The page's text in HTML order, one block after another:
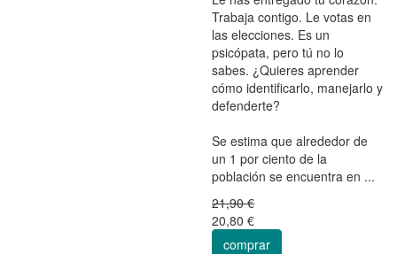
Trabaja contigo. Le votas en
las elecciones. Es un
psicópata, pero tú no lo
sabes. ¿Quieres aprender
cómo identificarlo, manejarlo y
defenderte?
Se estima que alrededor de
un 1 por ciento de la
población se encuentra en ...
21,90 €
20,80 €
comprar